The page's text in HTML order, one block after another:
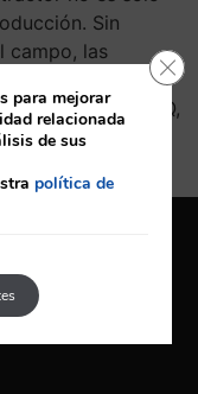
Sin
campo, las
exigencia de las
En CARUMAQ,
de
para mejorar
relacionada
de sus
política de